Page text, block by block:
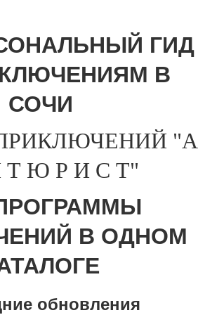
ГИД
В
СОЧИ
"А
Т Ю Р И С Т"
В ОДНОМ
обновления